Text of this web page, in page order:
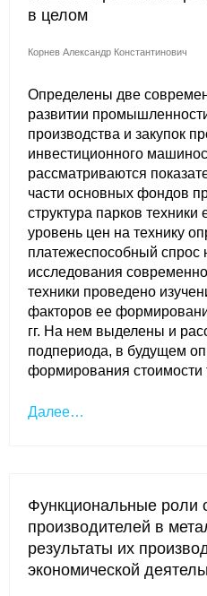
в целом
Корнев Александр Константинович
Определены две
развитии
производства и закупок
инвестиционного
рассматриваются
части основных фондов
структура парков
уровень цен на технику
платежеспособный спрос
исследования
техники проведено
факторов ее
гг. На нем выделены и
подпериода, в будущем
формирования стоимости
Далее…
Функциональные роли
производителей в
результаты их
экономической